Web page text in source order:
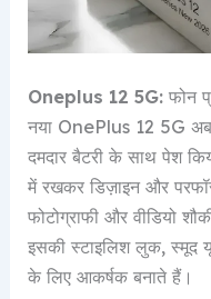
Oneplus 12 5G: फोन
नया OnePlus 12 5G अब
दमदार बैटरी के साथ पेश
में रखकर डिज़ाइन और
फोटोग्राफी और वीडियो
इसकी स्टाइलिश लुक, स्मूद
के लिए आकर्षक बनाते हैं।